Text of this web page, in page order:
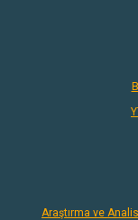
Araştırma ve